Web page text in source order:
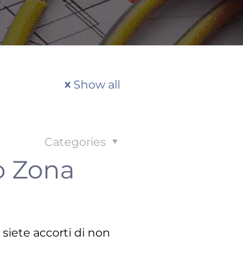
Show all
Categories
Zona
accorti di non